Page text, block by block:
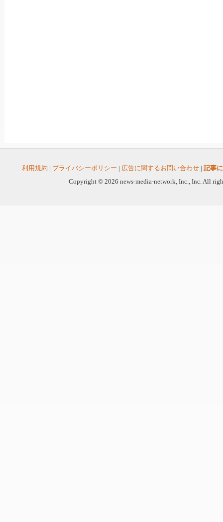
利用規約 | プライバシーポリシー | 広告に関するお問い合わせ | 記事
Copyright © 2026 news-media-network, Inc., Inc. All